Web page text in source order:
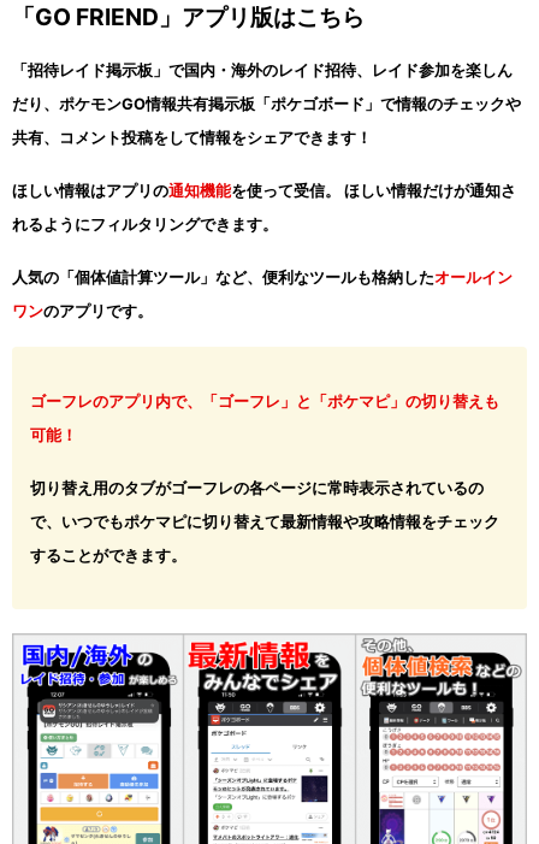
「GO FRIEND」アプリ版はこちら
「招待レイド掲示板」で国内・海外のレイド招待、レイド参加を楽しん
だり、ポケモンGO情報共有掲示板「ポケゴボード」で情報のチェックや
共有、コメント投稿をして情報をシェアできます！
ほしい情報はアプリの通知機能を使って受信。 ほしい情報だけが通知さ
れるようにフィルタリングできます。
人気の「個体値計算ツール」など、便利なツールも格納したオールイン
ワンのアプリです。
ゴーフレのアプリ内で、「ゴーフレ」と「ポケマピ」の切り替えも
可能！
切り替え用のタブがゴーフレの各ページに常時表示されているの
で、いつでもポケマピに切り替えて最新情報や攻略情報をチェック
することができます。